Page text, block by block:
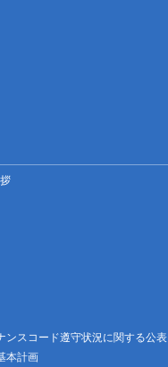
ンスコード遵守状況に関する公表
本計画